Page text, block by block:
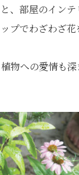
、部屋のイン
プでわざわざ
物への愛情も深